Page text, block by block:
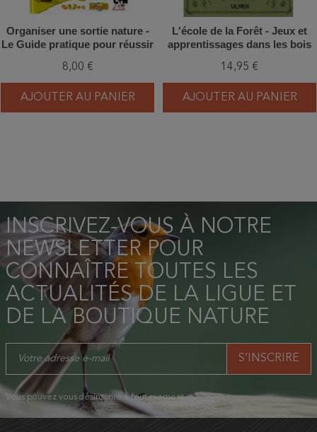
Organiser une sortie nature -
Le Guide pratique pour réussir
8,00 €
AJOUTER AU PANIER
L'école de la Forêt - Jeux et
apprentissages dans les bois
14,95 €
AJOUTER AU PANIER
INSCRIVEZ-VOUS À NOTRE
NEWSLETTER POUR
CONNAÎTRE TOUTES LES
ACTUALITÉS DE LA LIGUE ET
DE LA BOUTIQUE NATURE
Vous pouvez vous désinscrire à tout moment.